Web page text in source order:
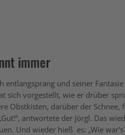
immer
entlangsprang und seiner
sich vorgestellt, wie er drüber
Obstkisten, darüber der Schnee,
antwortete der Jörgl. Das
Und wieder hieß es: „Wie